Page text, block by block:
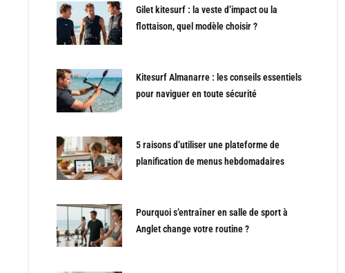
Gilet kitesurf : la veste d’impact ou la
flottaison, quel modèle choisir ?
Kitesurf Almanarre : les conseils essentiels
pour naviguer en toute sécurité
5 raisons d’utiliser une plateforme de
planification de menus hebdomadaires
Pourquoi s’entraîner en salle de sport à
Anglet change votre routine ?